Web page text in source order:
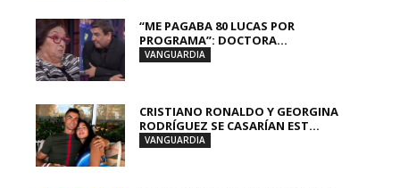
“ME PAGABA 80 LUCAS POR
PROGRAMA”: DOCTORA...
VANGUARDIA
CRISTIANO RONALDO Y GEORGINA
RODRÍGUEZ SE CASARÍAN EST...
VANGUARDIA